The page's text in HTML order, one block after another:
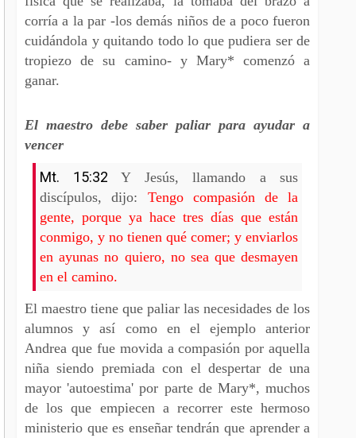
corría a la par -los demás niños de a poco fueron
cuidándola y quitando todo lo que pudiera ser de
tropiezo de su camino- y Mary* comenzó a
ganar.
El maestro debe saber paliar para ayudar a
vencer
Mt. 15:32 Y Jesús, llamando a sus
discípulos, dijo: Tengo compasión de la
gente, porque ya hace tres días que están
conmigo, y no tienen qué comer; y enviarlos
en ayunas no quiero, no sea que desmayen
en el camino.
El maestro tiene que paliar las necesidades de los
alumnos y así como en el ejemplo anterior
Andrea que fue movida a compasión por aquella
niña siendo premiada con el despertar de una
mayor 'autoestima' por parte de Mary*, muchos
de los que empiecen a recorrer este hermoso
ministerio que es enseñar tendrán que aprender a